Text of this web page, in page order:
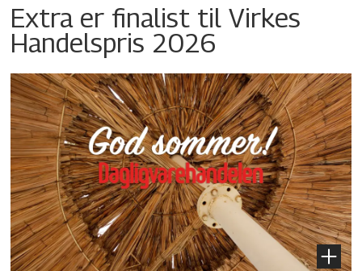
Extra er finalist til Virkes
Handelspris 2026